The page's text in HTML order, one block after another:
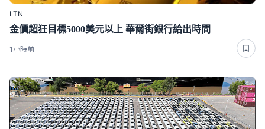
LTN
金價超狂目標5000美元以上 華爾街銀行給出時間
1小時前